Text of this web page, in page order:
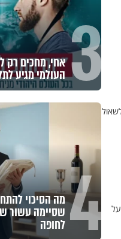
3 אחי, מחכים רק
העולמי מגיע
4 שסיימה עשור
לחופה